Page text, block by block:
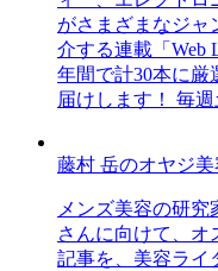
がさまざまなジャ
介する連載「Web
年間で計30本に厳
届けします！ 毎週
藤村 岳のオヤジ美
メンズ美容の研
さんに向けて、オ
記事を、美容ライ